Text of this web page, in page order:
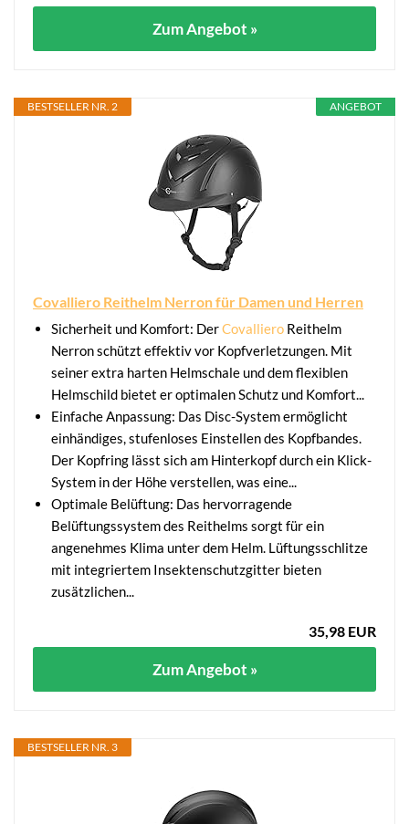
Zum Angebot »
ANGEBOT
BESTSELLER NR. 2
Covalliero Reithelm Nerron für Damen und Herren
Sicherheit und Komfort: DerCovalliero Reithelm
Nerron schützt effektiv vor Kopfverletzungen. Mit
seiner extra harten Helmschale und dem flexiblen
Helmschild bietet er optimalen Schutz und Komfort...
Einfache Anpassung: Das Disc-System ermöglicht
einhändiges, stufenloses Einstellen des Kopfbandes.
Der Kopfring lässt sich am Hinterkopf durch ein Klick-
System in der Höhe verstellen, was eine...
Optimale Belüftung: Das hervorragende
Belüftungssystem des Reithelms sorgt für ein
angenehmes Klima unter dem Helm. Lüftungsschlitze
mit integriertem Insektenschutzgitter bieten
zusätzlichen...
35,98 EUR
Zum Angebot »
BESTSELLER NR. 3